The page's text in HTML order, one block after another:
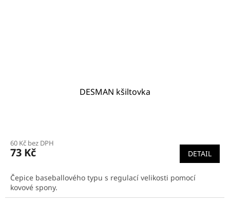
DESMAN kšiltovka
60 Kč bez DPH
73 Kč DETAIL
Čepice baseballového typu s regulací velikosti pomocí
kovové spony.